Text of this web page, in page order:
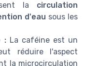
la circulation
d'eau sous les
:La caféine est un
réduire l'aspect
la microcirculation